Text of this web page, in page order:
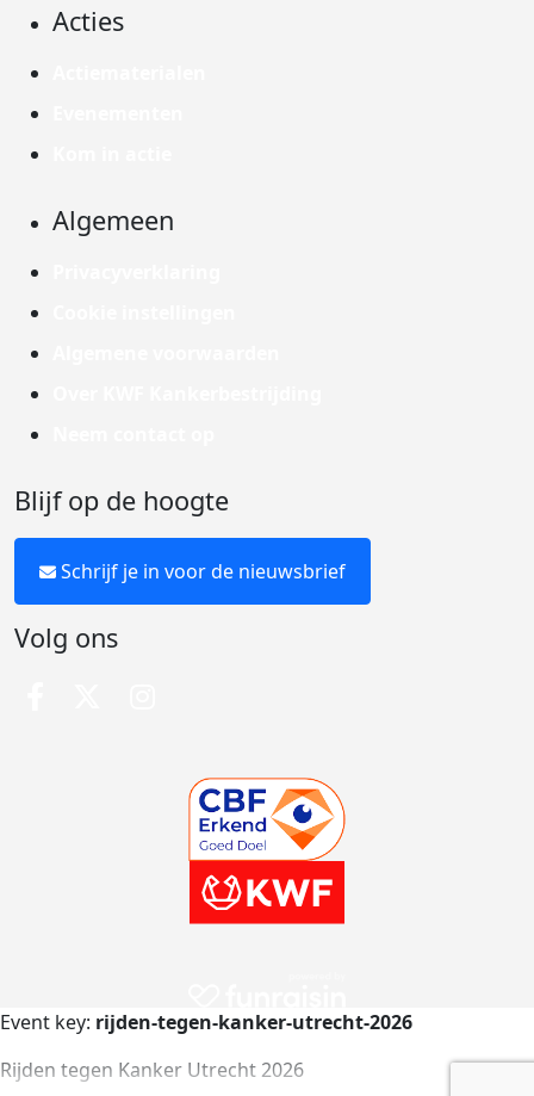
Acties
Algemeen
Blijf op de hoogte
Schrijf je in voor de nieuwsbrief
Volg ons
Event key: rijden-tegen-kanker-utrecht-2026
Rijden tegen Kanker Utrecht 2026